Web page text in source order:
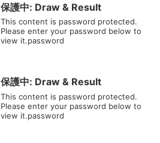
保護中: Draw & Result
This content is password protected.
Please enter your password below to
view it.password
保護中: Draw & Result
This content is password protected.
Please enter your password below to
view it.password